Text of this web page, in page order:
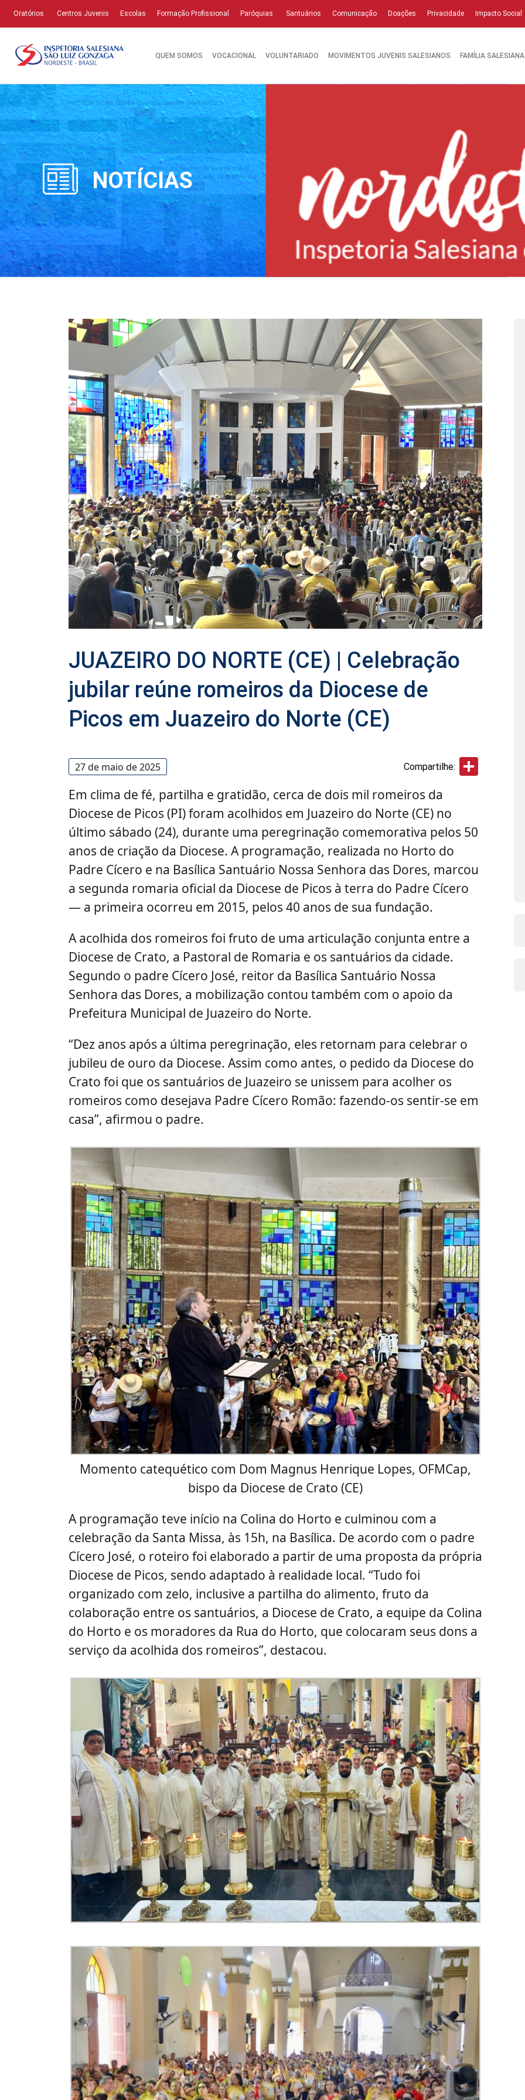
Oratórios Centros Juvenis Escolas Formação Profissional Paróquias Santuários Comunicação Doações Privacidade Impacto Social
QUEM SOMOS VOCACIONAL VOLUNTARIADO MOVIMENTOS JUVENIS SALESIANOS FAMÍLIA SALESIANA
NOTÍCIAS
JUAZEIRO DO NORTE (CE) | Celebração
jubilar reúne romeiros da Diocese de
Picos em Juazeiro do Norte (CE)
27 de maio de 2025 Compartilhe:
Em clima de fé, partilha e gratidão, cerca de dois mil romeiros da
Diocese de Picos (PI) foram acolhidos em Juazeiro do Norte (CE) no
último sábado (24), durante uma peregrinação comemorativa pelos 50
anos de criação da Diocese. A programação, realizada no Horto do
Padre Cícero e na Basílica Santuário Nossa Senhora das Dores, marcou
a segunda romaria oficial da Diocese de Picos à terra do Padre Cícero
— a primeira ocorreu em 2015, pelos 40 anos de sua fundação.
A acolhida dos romeiros foi fruto de uma articulação conjunta entre a
Diocese de Crato, a Pastoral de Romaria e os santuários da cidade.
Segundo o padre Cícero José, reitor da Basílica Santuário Nossa
Senhora das Dores, a mobilização contou também com o apoio da
Prefeitura Municipal de Juazeiro do Norte.
“Dez anos após a última peregrinação, eles retornam para celebrar o
jubileu de ouro da Diocese. Assim como antes, o pedido da Diocese do
Crato foi que os santuários de Juazeiro se unissem para acolher os
romeiros como desejava Padre Cícero Romão: fazendo-os sentir-se em
casa”, afirmou o padre.
Momento catequético com Dom Magnus Henrique Lopes, OFMCap,
bispo da Diocese de Crato (CE)
A programação teve início na Colina do Horto e culminou com a
celebração da Santa Missa, às 15h, na Basílica. De acordo com o padre
Cícero José, o roteiro foi elaborado a partir de uma proposta da própria
Diocese de Picos, sendo adaptado à realidade local. “Tudo foi
organizado com zelo, inclusive a partilha do alimento, fruto da
colaboração entre os santuários, a Diocese de Crato, a equipe da Colina
do Horto e os moradores da Rua do Horto, que colocaram seus dons a
serviço da acolhida dos romeiros”, destacou.